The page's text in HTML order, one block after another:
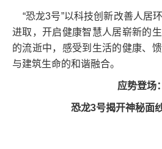
“恐龙3号”以科技创新改善人居
进取，开启健康智慧人居崭新的
的流逝中，感受到生活的健康、
与建筑生命的和谐融合。
应势登场：
恐龙3号揭开神秘面